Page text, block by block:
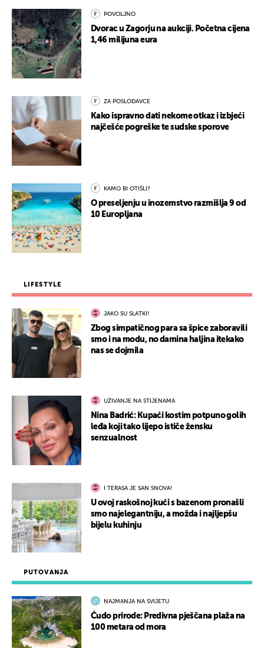
PUTOVANJA
NAJMANJA NA SVIJETU
Čudo prirode: Predivna pješčana plaža na
100 metara od mora
POVOLJNO
Dvorac u Zagorju na aukciji. Početna cijena
1,46 milijuna eura
ZA POSLODAVCE
Kako ispravno dati nekome otkaz i izbjeći
najčešće pogreške te sudske sporove
KAMO BI OTIŠLI?
O preseljenju u inozemstvo razmišlja 9 od
10 Europljana
LIFESTYLE
JAKO SU SLATKI!
Zbog simpatičnog para sa špice zaboravili
smo i na modu, no damina haljina itekako
nas se dojmila
UŽIVANJE NA STIJENAMA
Nina Badrić: Kupaći kostim potpuno golih
leđa koji tako lijepo ističe žensku
senzualnost
I TERASA JE SAN SNOVA!
U ovoj raskošnoj kući s bazenom pronašli
smo najelegantniju, a možda i najljepšu
bijelu kuhinju